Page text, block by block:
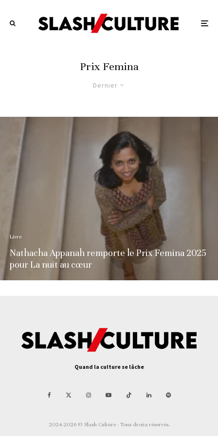
Prix Femina
Dernier
Livre
Nathacha Appanah remporte le Prix Femina 2025
pour La nuit au cœur
Quand la culture se lâche
2024-2026 © Slash Culture - Tous droits réservés.